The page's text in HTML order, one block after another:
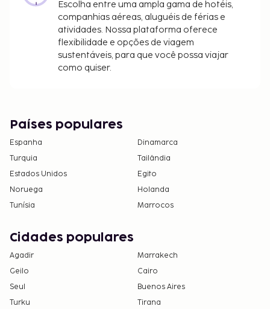
Escolha entre uma ampla gama de hotéis,
companhias aéreas, aluguéis de férias e
atividades. Nossa plataforma oferece
flexibilidade e opções de viagem
sustentáveis, para que você possa viajar
como quiser.
Países populares
Espanha
Dinamarca
Turquia
Tailândia
Estados Unidos
Egito
Noruega
Holanda
Tunísia
Marrocos
Cidades populares
Agadir
Marrakech
Geilo
Cairo
Seul
Buenos Aires
Turku
Tirana